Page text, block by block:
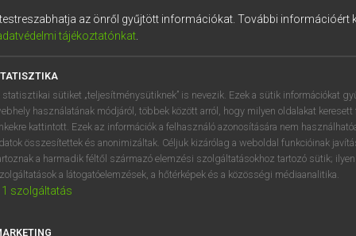
nagyszótár
VAN ELŐFIZETÉSED?
megtekintéséhez.
az önről gyűjtött információkat. További információért
tájékoztatónkat.
statisztikai sütiket „teljesítménysütiknek” is nevezik. Ezek a sütik információkat
használatának módjáról, többek között arról, hogy milyen oldalakat keresett
kattintott. Ezek az információk a felhasználó azonosítására nem
összesítettek és anonimizáltak. Céljuk kizárólag a weboldal funkcióinak
a harmadik féltől származó elemzési szolgáltatásokhoz tartozó sütik;
a látogatóelemzések, a hőtérképek és a közösségi médiaanalitika.
1 szolgáltatás
DE CN FR ES IT NL
1 2 3 4 5 6 7 8 9
q w e r t z u i
a s d f g h j k l é
í y x c v b n m , .